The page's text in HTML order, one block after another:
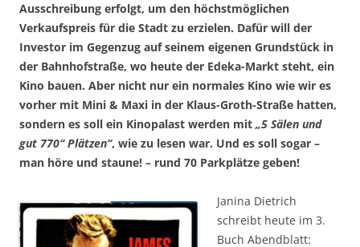
Ausschreibung erfolgt, um den höchstmöglichen
Verkaufspreis für die Stadt zu erzielen. Dafür will der
Investor im Gegenzug auf seinem eigenen Grundstück in
der Bahnhofstraße, wo heute der Edeka-Markt steht, ein
Kino bauen. Aber nicht nur ein normales Kino wie wir es
vorher mit Mini & Maxi in der Klaus-Groth-Straße hatten,
sondern es soll ein Kinopalast werden mit „5 Sälen und
gut 770“ Plätzen“, wie zu lesen war. Und es soll sogar –
man höre und staune! – rund 70 Parkplätze geben!
Janina Dietrich
schreibt heute im 3.
Buch Abendblatt: